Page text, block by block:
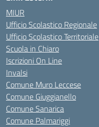
MIUR
Ufficio Scolastico Regionale
Ufficio Scolastico Territoriale
Scuola in Chiaro
Iscrizioni On Line
Invalsi
Comune Muro Leccese
Comune Giuggianello
Comune Sanarica
Comune Palmariggi